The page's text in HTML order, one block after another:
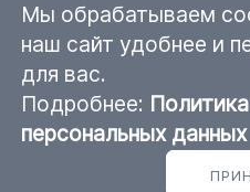
nsk@ascent-import.ru
Карта каталога продукции
Мы обрабатываем
наш сайт удобнее и
для вас.
Подробнее:
персональных данных